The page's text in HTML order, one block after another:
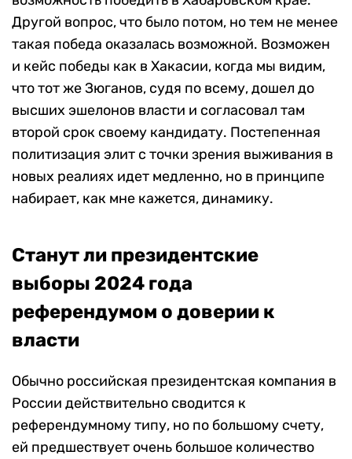
Другой вопрос, что было потом, но тем не менее
такая победа оказалась возможной. Возможен
и кейс победы как в Хакасии, когда мы видим,
что тот же Зюганов, судя по всему, дошел до
высших эшелонов власти и согласовал там
второй срок своему кандидату. Постепенная
политизация элит с точки зрения выживания в
новых реалиях идет медленно, но в принципе
набирает, как мне кажется, динамику.
Станут ли президентские
выборы 2024 года
референдумом о доверии к
власти
Обычно российская президентская компания в
России действительно сводится к
референдумному типу, но по большому счету,
ей предшествует очень большое количество